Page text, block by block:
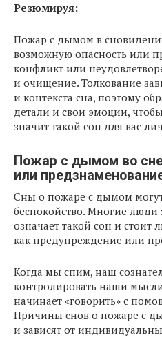
Резюмируя:
Пожар с дымом в
возможную опасность или
конфликт или
и очищение. Толкование
и контекста сна, поэтому
детали и свои эмоции,
значит такой сон для вас
Пожар с дымом во
или
Сны о пожаре с дымом
беспокойство. Многие люди
означает такой сон и стоит
как предупреждение или
Когда мы спим, наш
контролировать наши
начинает «говорить» с
Причины снов о пожаре с
и зависят от